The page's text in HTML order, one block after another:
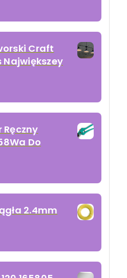
Craft
Największey
Do
2.4mm